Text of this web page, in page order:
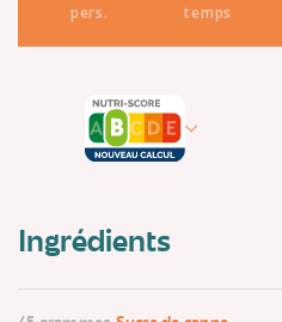
pers. temps
Ingrédients